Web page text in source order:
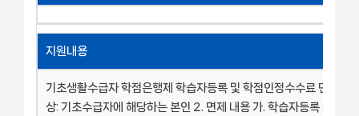
지원내용
기초생활수급자 학점은행제 학습자등록 및 학점인정수수료 면제 1.
상: 기초수급자에 해당하는 본인 2. 면제 내용 가. 학습자등록 수수료